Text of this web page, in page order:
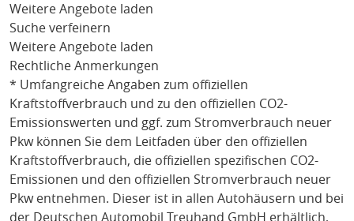
Weitere Angebote laden
Suche verfeinern
Weitere Angebote laden
Rechtliche Anmerkungen
* Umfangreiche Angaben zum offiziellen
Kraftstoffverbrauch und zu den offiziellen CO2-
Emissionswerten und ggf. zum Stromverbrauch neuer
Pkw können Sie dem Leitfaden über den offiziellen
Kraftstoffverbrauch, die offiziellen spezifischen CO2-
Emissionen und den offiziellen Stromverbrauch neuer
Pkw entnehmen. Dieser ist in allen Autohäusern und bei
der Deutschen Automobil Treuhand GmbH erhältlich,